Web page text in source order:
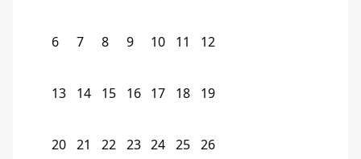
6 7 8 9 10 11 12
13 14 15 16 17 18 19
20 21 22 23 24 25 26